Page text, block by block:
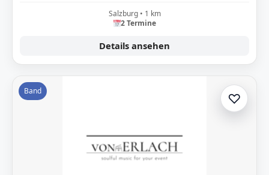
Salzburg • 1 km
2 Termine
Details ansehen
Band ♡Zur